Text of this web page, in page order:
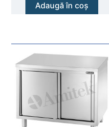
Adaugă în coș